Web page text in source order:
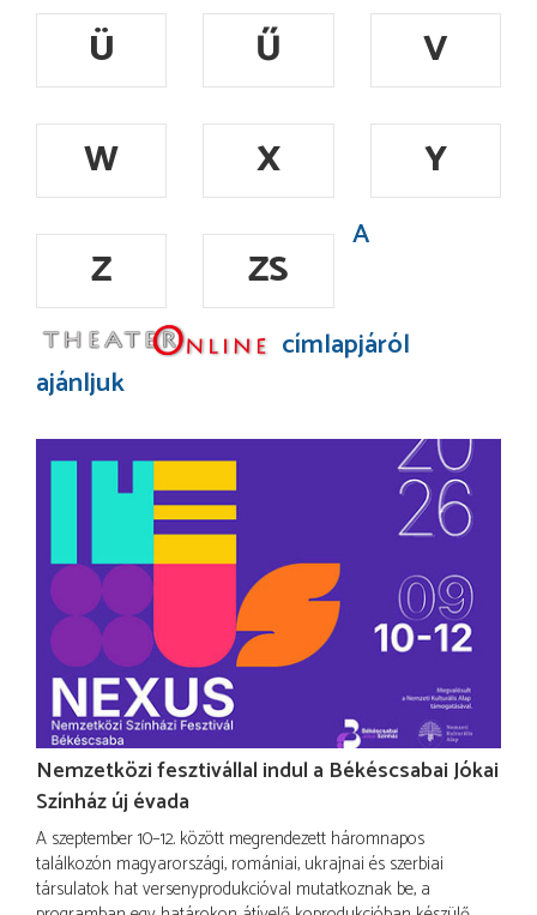
Ü
Ű
V
W
X
Y
Z
ZS
A
címlapjáról
ajánljuk
Nemzetközi fesztivállal indul a Békéscsabai Jókai
Színház új évada
A szeptember 10–12. között megrendezett háromnapos
találkozón magyarországi, romániai, ukrajnai és szerbiai
társulatok hat versenyprodukcióval mutatkoznak be, a